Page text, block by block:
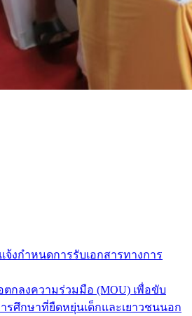
งกำหนดการรับเอกสารทางการ
กลงความร่วมมือ (MOU) เพื่อขับ
รศึกษาที่ยืดหยุ่นเด็กและเยาวชนนอก